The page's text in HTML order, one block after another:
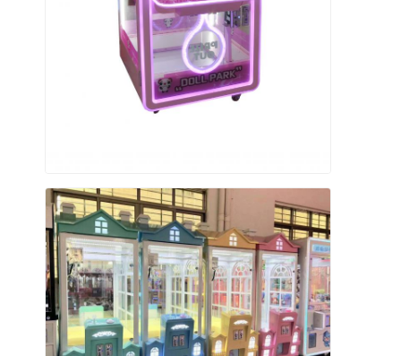
Arkade Hava Hockey Masası
jetonlu Kiddie Ride
Karusel Çocuk Yürüyüşü
Token Değiştirme Makinesi